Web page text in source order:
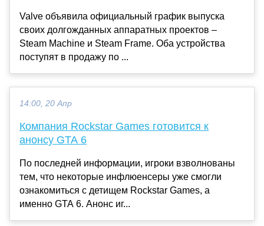
Valve объявила официальный график выпуска
своих долгожданных аппаратных проектов –
Steam Machine и Steam Frame. Оба устройства
поступят в продажу по ...
14:00, 20 Апр
Компания Rockstar Games готовится к
анонсу GTA 6
По последней информации, игроки взволнованы
тем, что некоторые инфлюенсеры уже смогли
ознакомиться с детищем Rockstar Games, а
именно GTA 6. Анонс иг...